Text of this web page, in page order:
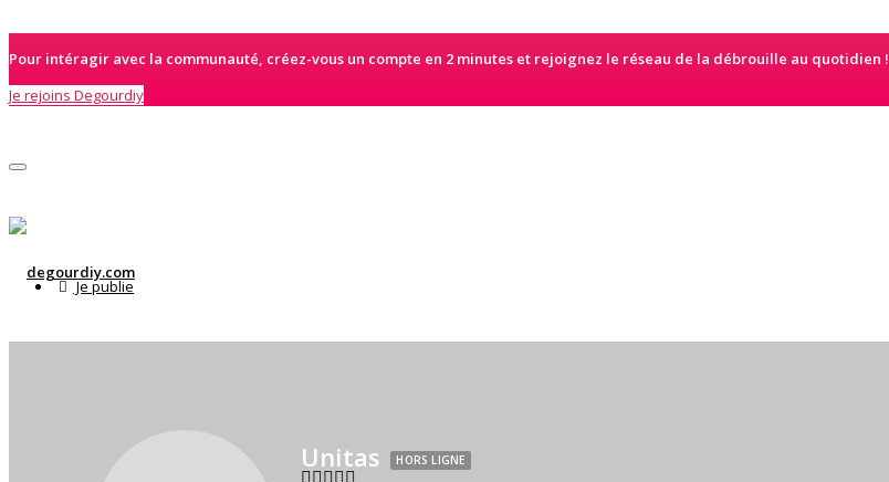
Pour intéragir avec la communauté, créez-vous un compte en 2 minutes et rejoignez le réseau de la débrouille au quotidien !
Je rejoins Degourdiy
Activer/désactiver navigation
Je publie
Unitas HORS LIGNE